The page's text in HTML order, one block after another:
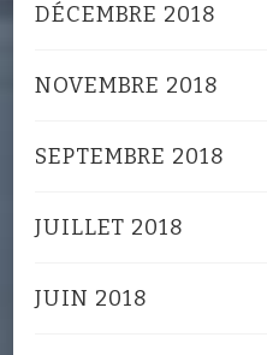
DÉCEMBRE 2018
NOVEMBRE 2018
SEPTEMBRE 2018
JUILLET 2018
JUIN 2018